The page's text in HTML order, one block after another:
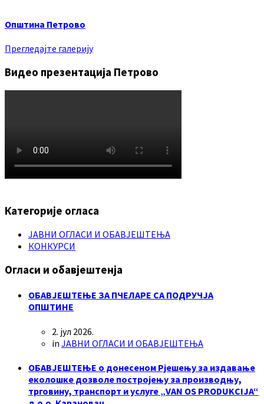
Општина Петрово
Прегледајте галерију
Видео презентација Петрово
Категорије огласа
ЈАВНИ ОГЛАСИ И ОБАВЈЕШТЕЊА
КОНКУРСИ
Огласи и обавјештенја
ОБАВЈЕШТЕЊЕ ЗА ПЧЕЛАРЕ СА ПОДРУЧЈА
ОПШТИНЕ
2. јул 2026.
in ЈАВНИ ОГЛАСИ И ОБАВЈЕШТЕЊА
ОБАВЈЕШТЕЊЕ о донесеном Рјешењу за издавање
еколошке дозволе постројењу за производњу,
трговину, транспорт и услуге „VAN OS PRODUKCIJA“